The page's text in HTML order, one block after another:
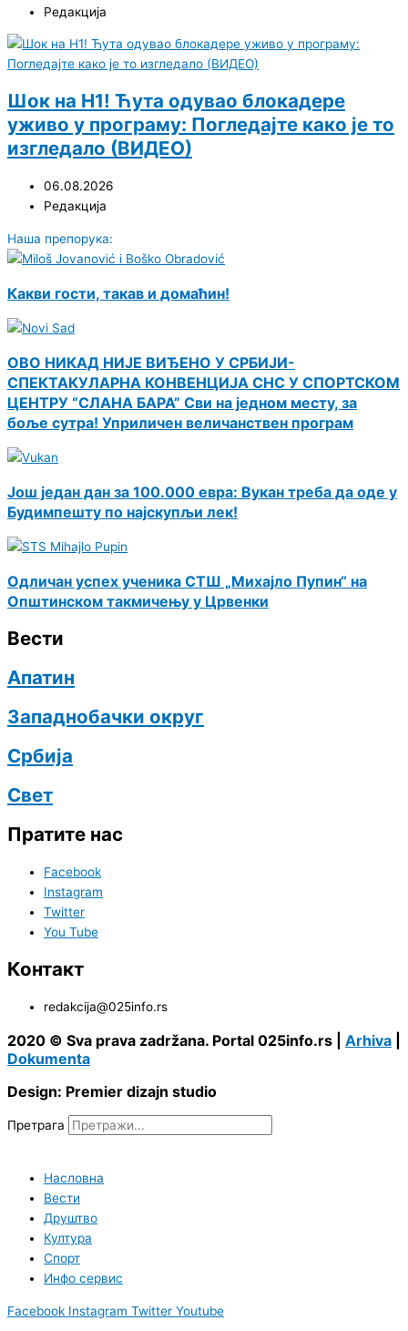
Редакција
Шок на Н1! Ћута одувао блокадере
уживо у програму: Погледајте како је то
изгледало (ВИДЕО)
06.08.2026
Редакција
Наша препорука:
Какви гости, такав и домаћин!
ОВО НИКАД НИЈЕ ВИЂЕНО У СРБИЈИ-
СПЕКТАКУЛАРНА КОНВЕНЦИЈА СНС У СПОРТСКОМ
ЦЕНТРУ “СЛАНА БАРА” Сви на једном месту, за
боље сутра! Уприличен величанствен програм
Још један дан за 100.000 евра: Вукан треба да оде у
Будимпешту по најскупљи лек!
Одличан успeх учeника СТШ „Михајло Пупин“ на
Општинском такмичeњу у Црвeнки
Вести
Апатин
Западнобачки округ
Србија
Свет
Пратите нас
Facebook
Instagram
Twitter
You Tube
Контакт
redakcija@025info.rs
2020 © Sva prava zadržana. Portal 025info.rs | Arhiva
Dokumenta
Design: Premier dizajn studio
Претрага
Насловна
Вести
Друштво
Култура
Спорт
Инфо сервис
Facebook Instagram Twitter Youtube